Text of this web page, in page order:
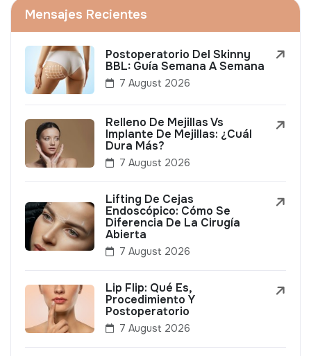
Mensajes Recientes
Postoperatorio Del Skinny
BBL: Guía Semana A Semana
7 August 2026
Relleno De Mejillas Vs
Implante De Mejillas: ¿Cuál
Dura Más?
7 August 2026
Lifting De Cejas
Endoscópico: Cómo Se
Diferencia De La Cirugía
Abierta
7 August 2026
Lip Flip: Qué Es,
Procedimiento Y
Postoperatorio
7 August 2026